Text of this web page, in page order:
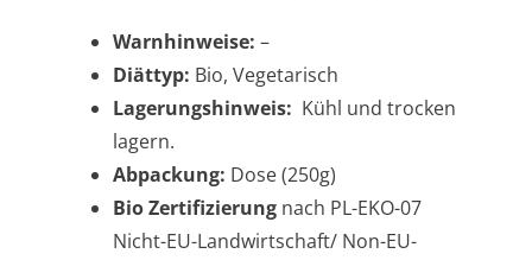
Warnhinweise: –
Diättyp: Bio, Vegetarisch
Lagerungshinweis: Kühl und trocken
lagern.
Abpackung: Dose (250g)
Bio Zertifizierung nach PL-EKO-07
Nicht-EU-Landwirtschaft/ Non-EU-